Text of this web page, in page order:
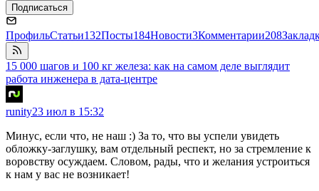
Подписаться
ПрофильСтатьи132Посты184Новости3Комментарии208
15 000 шагов и 100 кг железа: как на самом деле выглядит
работа инженера в дата-центре
runity23 июл в 15:32
Минус, если что, не наш :) За то, что вы успели увидеть
обложку-заглушку, вам отдельный респект, но за стремление к
воровству осуждаем. Словом, рады, что и желания устроиться
к нам у вас не возникает!